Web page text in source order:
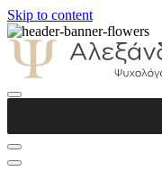
Skip to content
Παιδοψυχολόγος